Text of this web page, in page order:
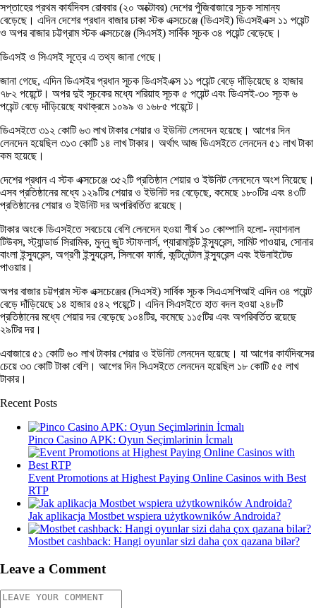
সপ্তাহের প্রথম কার্যদিবস রোববার (২০ অক্টোবর) দেশের পুঁজিবাজারে সূচক সামান্য
বেড়েছে। এদিন দেশের প্রধান বাজার ঢাকা স্টক এক্সচেঞ্জে (ডিএসই) ডিএসইএক্স ১১ পয়েন্ট
ও অপর বাজার চট্টগ্রাম স্টক এক্সচেঞ্জে (সিএসই) সার্বিক সূচক ৩৪ পয়েন্ট বেড়েছে।
ডিএসই ও সিএসই সূত্রে এ তথ্য জানা গেছে।
জানা গেছে, এদিন ডিএসইর প্রধান সূচক ডিএসইএক্স ১১ পয়েন্ট বেড়ে দাঁড়িয়েছে ৪ হাজার
৭৮২ পয়েন্টে। অপর দুই সূচকের মধ্যে শরিয়াহ সূচক ৫ পয়েন্ট এবং ডিএসই-৩০ সূচক ৬
পয়েন্ট বেড়ে দাঁড়িয়েছে যথাক্রমে ১০৯৯ ও ১৬৮৫ পয়েন্টে।
ডিএসইতে ৩১২ কোটি ৬৩ লাখ টাকার শেয়ার ও ইউনিট লেনদেন হয়েছে। আগের দিন
লেনদেন হয়েছিল ৩১৩ কোটি ১৪ লাখ টাকার। অর্থাৎ আজ ডিএসইতে লেনদেন ৫১ লাখ টাকা
কম হয়েছে।
দেশের প্রধান এ স্টক এক্সচেঞ্জে ৩৫২টি প্রতিষ্ঠান শেয়ার ও ইউনিট লেনদেনে অংশ নিয়েছে।
এসব প্রতিষ্ঠানের মধ্যে ১২৯টির শেয়ার ও ইউনিট দর বেড়েছে, কমেছে ১৮০টির এবং ৪৩টি
প্রতিষ্ঠানের শেয়ার ও ইউনিট দর অপরিবর্তিত রয়েছে।
টাকার অংকে ডিএসইতে সবচেয়ে বেশি লেনদেন হওয়া শীর্ষ ১০ কোম্পানি হলো- ন্যাশনাল
টিউবস, স্ট্যান্ডার্ড সিরামিক, মুন্নু জুট স্টাফলার্স, প্যারামাউন্ট ইন্স্যুরেন্স, সামিট পাওয়ার, সোনার
বাংলা ইন্স্যুরেন্স, অগ্রণী ইন্স্যুরেন্স, সিলকো ফার্মা, কন্টিনেন্টাল ইন্স্যুরেন্স এবং ইউনাইটেড
পাওয়ার।
অপর বাজার চট্টগ্রাম স্টক এক্সচেঞ্জের (সিএসই) সার্বিক সূচক সিএএসপিআই এদিন ৩৪ পয়েন্ট
বেড়ে দাঁড়িয়েছে ১৪ হাজার ৫৪২ পয়েন্টে। এদিন সিএসইতে হাত বদল হওয়া ২৪৮টি
প্রতিষ্ঠানের মধ্যে শেয়ার দর বেড়েছে ১০৪টির, কমেছে ১১৫টির এবং অপরিবর্তিত রয়েছে
২৯টির দর।
এবাজারে ৫১ কোটি ৬০ লাখ টাকার শেয়ার ও ইউনিট লেনদেন হয়েছে। যা আগের কার্যদিবসের
চেয়ে ৩৩ কোটি টাকা বেশি। আগের দিন সিএসইতে লেনদেন হয়েছিল ১৮ কোটি ৫৫ লাখ
টাকার।
Recent Posts
Pinco Casino APK: Oyun Seçimlərinin İcmalı
Event Promotions at Highest Paying Online Casinos with Best
RTP
Jak aplikacja Mostbet wspiera użytkowników Androida?
Mostbet cashback: Hangi oyunlar sizi daha çox qazana bilər?
Leave a Comment